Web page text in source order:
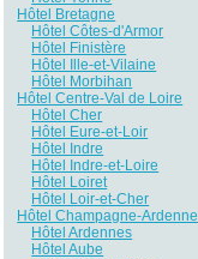
Hôtel Bretagne
Hôtel Côtes-d'Armor
Hôtel Finistère
Hôtel Ille-et-Vilaine
Hôtel Morbihan
Hôtel Centre-Val de Loire
Hôtel Cher
Hôtel Eure-et-Loir
Hôtel Indre
Hôtel Indre-et-Loire
Hôtel Loiret
Hôtel Loir-et-Cher
Hôtel Champagne-Ardenne
Hôtel Ardennes
Hôtel Aube